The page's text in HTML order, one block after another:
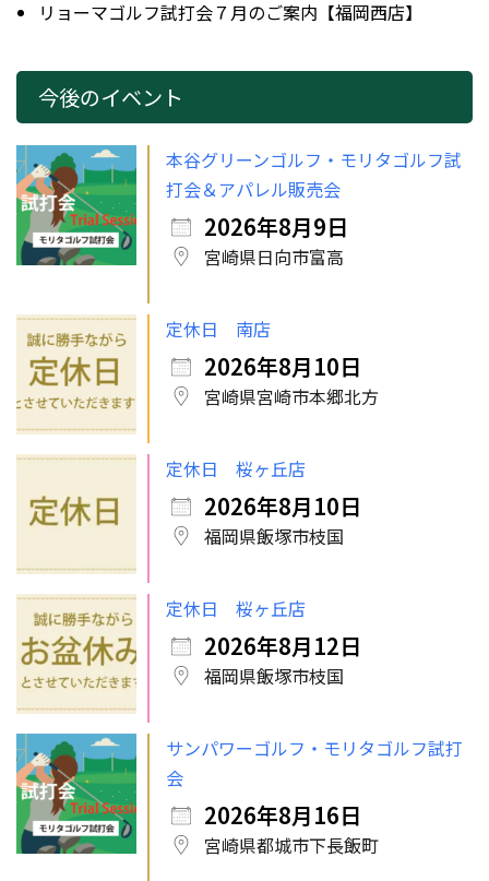
リョーマゴルフ試打会７月のご案内【福岡西店】
今後のイベント
本谷グリーンゴルフ・モリタゴルフ試
打会＆アパレル販売会
2026年8月9日
宮崎県日向市富高
定休日 南店
2026年8月10日
宮崎県宮崎市本郷北方
定休日 桜ヶ丘店
2026年8月10日
福岡県飯塚市枝国
定休日 桜ヶ丘店
2026年8月12日
福岡県飯塚市枝国
サンパワーゴルフ・モリタゴルフ試打
会
2026年8月16日
宮崎県都城市下長飯町